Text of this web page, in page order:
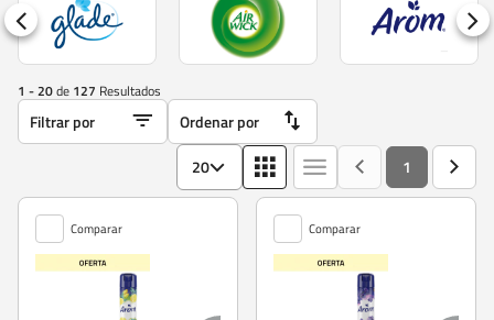
1 - 20de 127 Resultados
20 1
Comparar Comparar